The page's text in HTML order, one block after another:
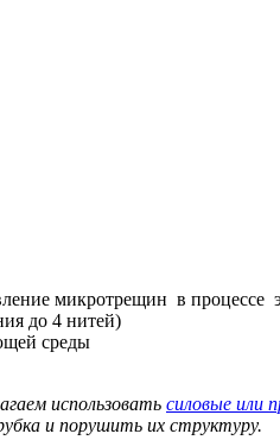
микротрещин в процессе
до 4 нитей)
среды
использовать силовые или
и порушить их структуру.